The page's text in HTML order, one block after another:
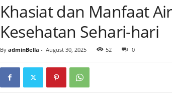
Khasiat dan Manfaat
Kesehatan Sehari-hari
By adminBella - August 30, 2025 52 0